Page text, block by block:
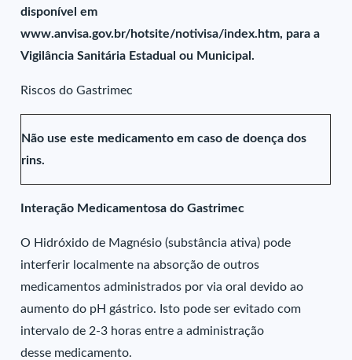
disponível em
www.anvisa.gov.br/hotsite/notivisa/index.htm, para a
Vigilância Sanitária Estadual ou Municipal.
Riscos do Gastrimec
Não use este medicamento em caso de doença dos
rins.
Interação Medicamentosa do Gastrimec
O Hidróxido de Magnésio (substância ativa) pode
interferir localmente na absorção de outros
medicamentos administrados por via oral devido ao
aumento do pH gástrico. Isto pode ser evitado com
intervalo de 2-3 horas entre a administração
desse medicamento.